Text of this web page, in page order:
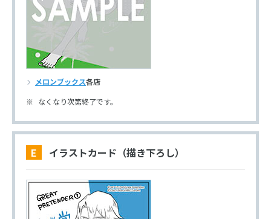
メロンブックス各店
なくなり次第終了です。
E イラストカード（描き下ろし）